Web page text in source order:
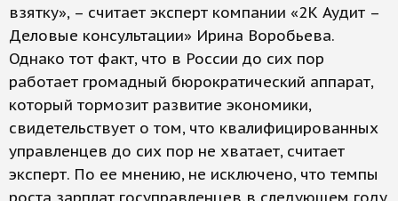
взятку», – считает эксперт компании «2К Аудит –
Деловые консультации» Ирина Воробьева.
Однако тот факт, что в России до сих пор
работает громадный бюрократический аппарат,
который тормозит развитие экономики,
свидетельствует о том, что квалифицированных
управленцев до сих пор не хватает, считает
эксперт. По ее мнению, не исключено, что темпы